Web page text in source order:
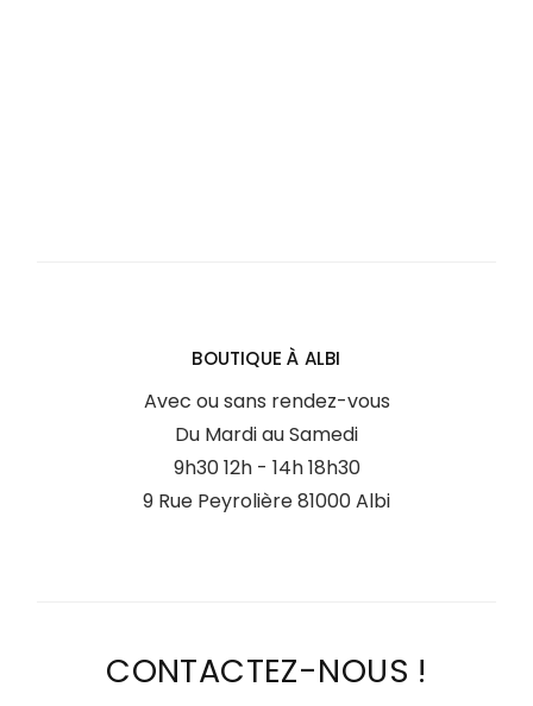
BOUTIQUE À ALBI
Avec ou sans rendez-vous
Du Mardi au Samedi
9h30 12h - 14h 18h30
9 Rue Peyrolière 81000 Albi
CONTACTEZ-NOUS !